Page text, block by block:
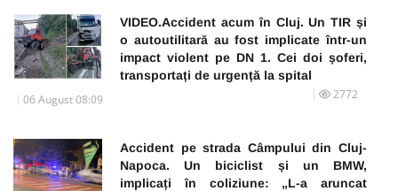
VIDEO.Accident acum în Cluj. Un TIR și
o autoutilitară au fost implicate într-un
impact violent pe DN 1. Cei doi șoferi,
transportați de urgență la spital
06 August 08:09 2772
Accident pe strada Câmpului din Cluj-
Napoca. Un biciclist și un BMW,
implicați în coliziune: „L-a aruncat